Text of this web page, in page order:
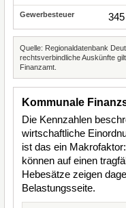
345
Quelle: Regionaldatenbank
rechtsverbindliche Auskünfte
Finanzamt.
Kommunale
Die Kennzahlen
wirtschaftliche
ist das ein
können auf einen
Hebesätze zeigen
Belastungsseite.